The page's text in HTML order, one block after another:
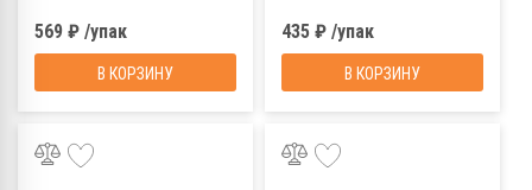
569 ₽ /упак
В КОРЗИНУ
435 ₽ /упак
В КОРЗИНУ